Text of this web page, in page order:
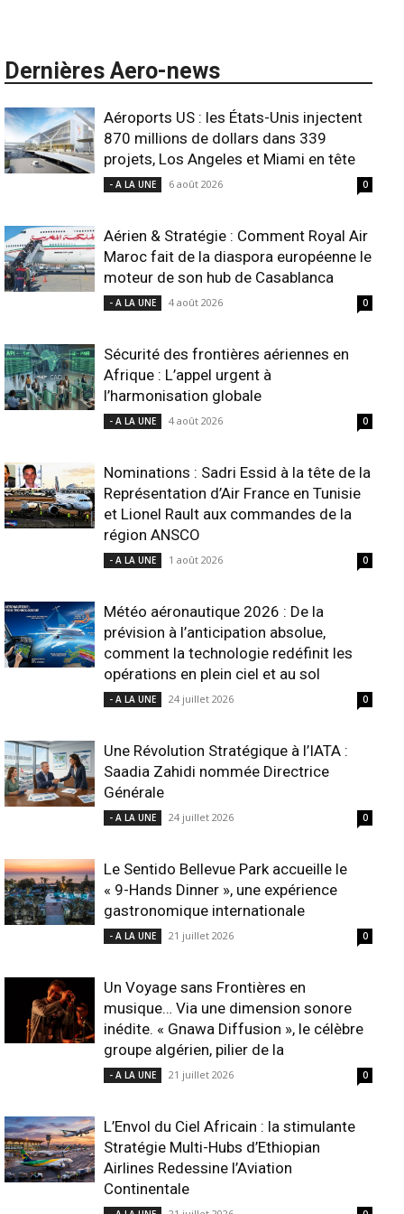
Dernières Aero-news
Aéroports US : les États-Unis injectent
870 millions de dollars dans 339
projets, Los Angeles et Miami en tête
- A LA UNE 6 août 2026 0
Aérien & Stratégie : Comment Royal Air
Maroc fait de la diaspora européenne le
moteur de son hub de Casablanca
- A LA UNE 4 août 2026 0
Sécurité des frontières aériennes en
Afrique : L’appel urgent à
l’harmonisation globale
- A LA UNE 4 août 2026 0
Nominations : Sadri Essid à la tête de la
Représentation d’Air France en Tunisie
et Lionel Rault aux commandes de la
région ANSCO
- A LA UNE 1 août 2026 0
Météo aéronautique 2026 : De la
prévision à l’anticipation absolue,
comment la technologie redéfinit les
opérations en plein ciel et au sol
- A LA UNE 24 juillet 2026 0
Une Révolution Stratégique à l’IATA :
Saadia Zahidi nommée Directrice
Générale
- A LA UNE 24 juillet 2026 0
Le Sentido Bellevue Park accueille le
« 9-Hands Dinner », une expérience
gastronomique internationale
- A LA UNE 21 juillet 2026 0
Un Voyage sans Frontières en
musique… Via une dimension sonore
inédite. « Gnawa Diffusion », le célèbre
groupe algérien, pilier de la
- A LA UNE 21 juillet 2026 0
L’Envol du Ciel Africain : la stimulante
Stratégie Multi-Hubs d’Ethiopian
Airlines Redessine l’Aviation
Continentale